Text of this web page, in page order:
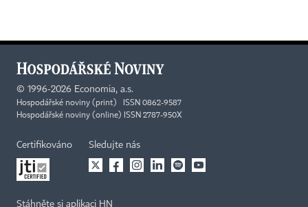
© 1996-2026 Economia, a.s.
Hospodářské noviny (print) ISSN 0862-9587
Hospodářské noviny (online) ISSN 2787-950X
Certifikováno Sledujte nás
Stáhněte si aplikaci HN